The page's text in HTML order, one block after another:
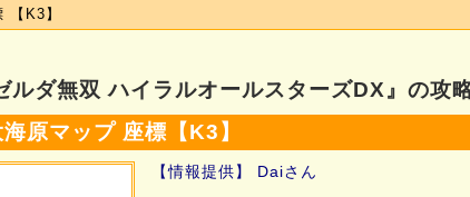
ルダ無双 ハイラルオールスターズDX』の攻
原マップ 座標【K3】
【情報提供】 Daiさん
【K3】